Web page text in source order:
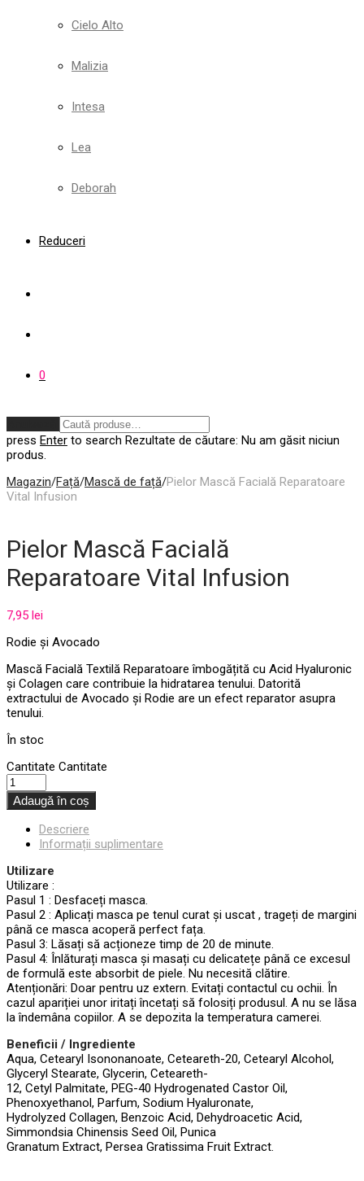
Cielo Alto
Malizia
Intesa
Lea
Deborah
Reduceri
0
press Enter to search Rezultate de căutare: Nu am găsit niciun
produs.
Magazin/Față/Mască de față/Pielor Mască Facială Reparatoare
Vital Infusion
Pielor Mască Facială
Reparatoare Vital Infusion
7,95 lei
Rodie și Avocado
Mască Facială Textilă Reparatoare îmbogățită cu Acid Hyaluronic
și Colagen care contribuie la hidratarea tenului. Datorită
extractului de Avocado și Rodie are un efect reparator asupra
tenului.
În stoc
Cantitate Cantitate
Adaugă în coș
Descriere
Informații suplimentare
Utilizare
Utilizare :
Pasul 1 : Desfaceți masca.
Pasul 2 : Aplicați masca pe tenul curat și uscat , trageți de margini
până ce masca acoperă perfect fața.
Pasul 3: Lăsați să acționeze timp de 20 de minute.
Pasul 4: Înlăturați masca și masați cu delicatețe până ce excesul
de formulă este absorbit de piele. Nu necesită clătire.
Atenționări: Doar pentru uz extern. Evitați contactul cu ochii. În
cazul apariției unor iritați încetați să folosiți produsul. A nu se lăsa
la îndemâna copiilor. A se depozita la temperatura camerei.
Beneficii / Ingrediente
Aqua, Cetearyl Isononanoate, Ceteareth-20, Cetearyl Alcohol,
Glyceryl Stearate, Glycerin, Ceteareth-
12, Cetyl Palmitate, PEG-40 Hydrogenated Castor Oil,
Phenoxyethanol, Parfum, Sodium Hyaluronate,
Hydrolyzed Collagen, Benzoic Acid, Dehydroacetic Acid,
Simmondsia Chinensis Seed Oil, Punica
Granatum Extract, Persea Gratissima Fruit Extract.